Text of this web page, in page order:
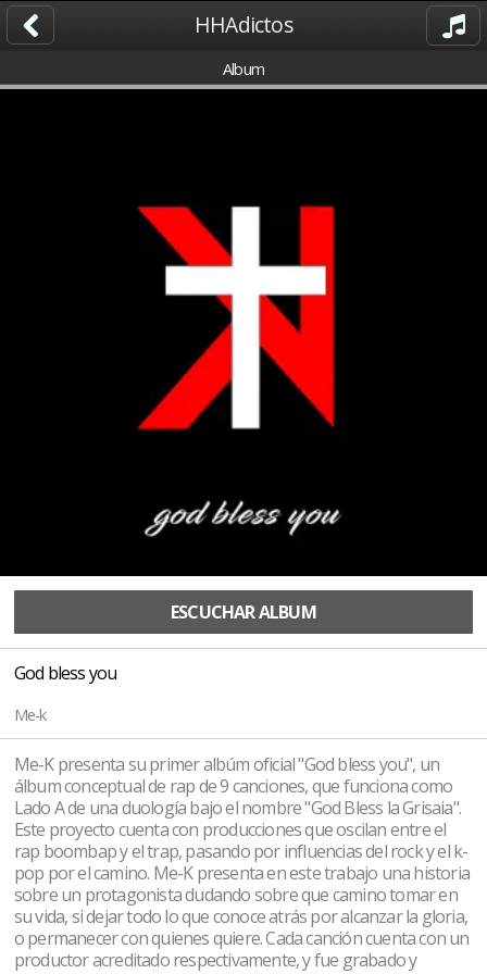
HHAdictos
Album
ESCUCHAR ALBUM
God bless you
Me-k
Me-K presenta su primer albúm oficial "God bless you", un
álbum conceptual de rap de 9 canciones, que funciona como
Lado A de una duología bajo el nombre "God Bless la Grisaia".
Este proyecto cuenta con producciones que oscilan entre el
rap boombap y el trap, pasando por influencias del rock y el k-
pop por el camino. Me-K presenta en este trabajo una historia
sobre un protagonista dudando sobre que camino tomar en
su vida, si dejar todo lo que conoce atrás por alcanzar la gloria,
o permanecer con quienes quiere. Cada canción cuenta con un
productor acreditado respectivamente, y fue grabado y